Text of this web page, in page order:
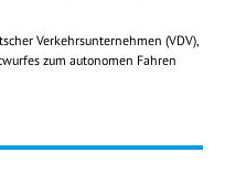
Verkehrsunternehmen (VDV),
zum autonomen Fahren